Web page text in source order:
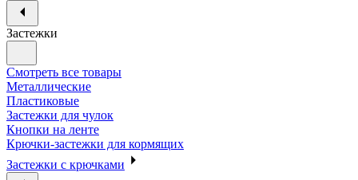
Застежки
Смотреть все товары
Металлические
Пластиковые
Застежки для чулок
Кнопки на ленте
Крючки-застежки для кормящих
Застежки с крючками